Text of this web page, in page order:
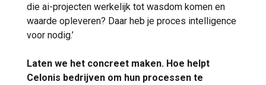
die ai-projecten werkelijk tot wasdom komen en
waarde opleveren? Daar heb je proces intelligence
voor nodig.’
Laten we het concreet maken. Hoe helpt
Celonis bedrijven om hun processen te